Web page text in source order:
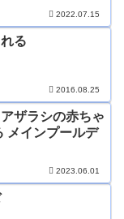
2022.07.15
る
2016.08.25
ザラシの赤ちゃ
メインプールデ
2023.06.01